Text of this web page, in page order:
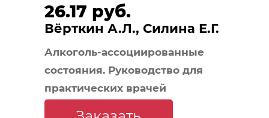
26.17 руб.
Вёрткин А.Л., Силина Е.Г.
Алкоголь-ассоциированные
состояния. Руководство для
практических врачей